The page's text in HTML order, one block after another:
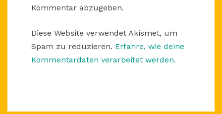
Kommentar abzugeben.
Diese Website verwendet Akismet, um
Spam zu reduzieren. Erfahre, wie deine
Kommentardaten verarbeitet werden.